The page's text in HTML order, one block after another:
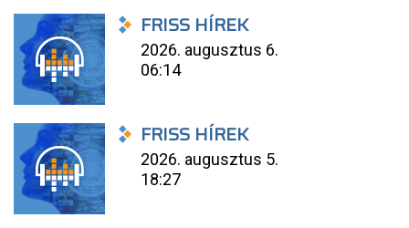
FRISS HÍREK
2026. augusztus 6.
06:14
FRISS HÍREK
2026. augusztus 5.
18:27